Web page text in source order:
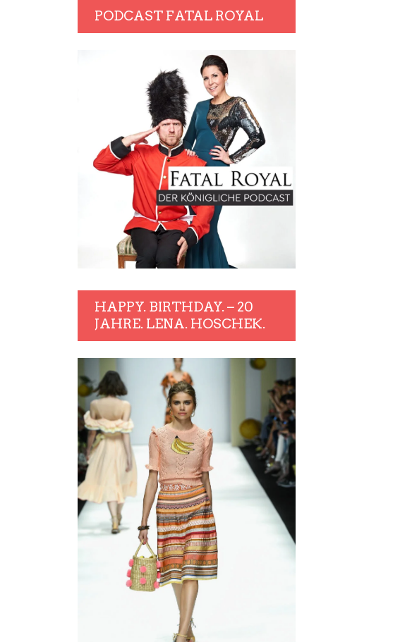
PODCAST FATAL ROYAL
HAPPY. BIRTHDAY. – 20
JAHRE. LENA. HOSCHEK.